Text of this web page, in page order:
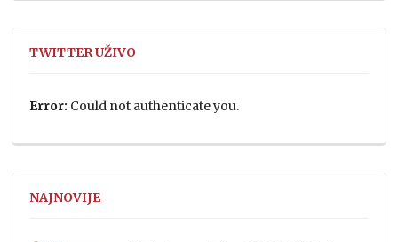
TWITTER UŽIVO
Error: Could not authenticate you.
NAJNOVIJE